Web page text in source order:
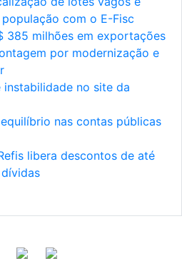
com o E-Fisc
385 milhões em exportações
por modernização e
no site da
nas contas públicas
libera descontos de até